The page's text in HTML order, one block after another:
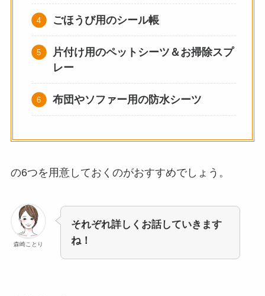
ごほうび用のシール帳
片付け用のペットシーツ＆お掃除スプ
レー
布団やソファー用の防水シーツ
の6つを用意しておくのがおすすめでしょう。
森崎ことり
それぞれ詳しくお話していきます
ね！